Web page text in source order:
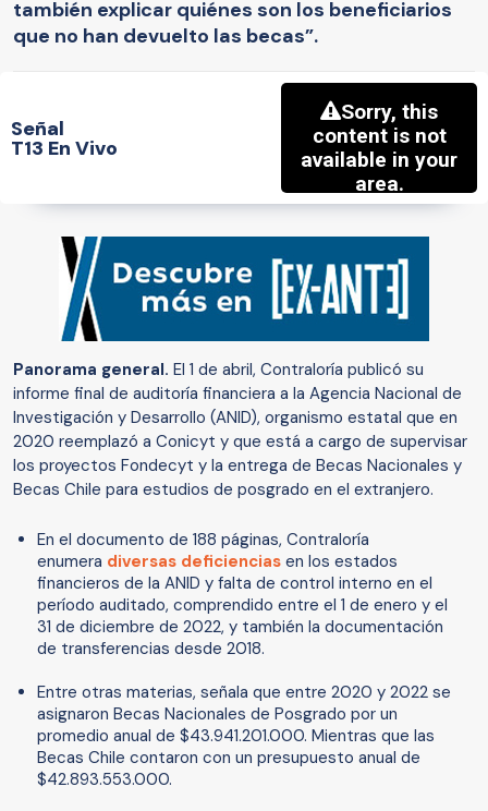
también explicar quiénes son los beneficiarios
que no han devuelto las becas”.
Señal
T13 En Vivo
Panorama general. El 1 de abril, Contraloría publicó su
informe final de auditoría financiera a la Agencia Nacional de
Investigación y Desarrollo (ANID), organismo estatal que en
2020 reemplazó a Conicyt y que está a cargo de supervisar
los proyectos Fondecyt y la entrega de Becas Nacionales y
Becas Chile para estudios de posgrado en el extranjero.
En el documento de 188 páginas, Contraloría
enumera diversas deficiencias en los estados
financieros de la ANID y falta de control interno en el
período auditado, comprendido entre el 1 de enero y el
31 de diciembre de 2022, y también la documentación
de transferencias desde 2018.
Entre otras materias, señala que entre 2020 y 2022 se
asignaron Becas Nacionales de Posgrado por un
promedio anual de $43.941.201.000. Mientras que las
Becas Chile contaron con un presupuesto anual de
$42.893.553.000.